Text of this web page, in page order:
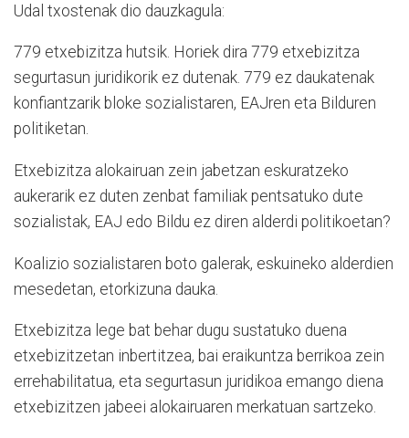
Udal txostenak dio dauzkagula:
779 etxebizitza hutsik. Horiek dira 779 etxebizitza
segurtasun juridikorik ez dutenak. 779 ez daukatenak
konfiantzarik bloke sozialistaren, EAJren eta Bilduren
politiketan.
Etxebizitza alokairuan zein jabetzan eskuratzeko
aukerarik ez duten zenbat familiak pentsatuko dute
sozialistak, EAJ edo Bildu ez diren alderdi politikoetan?
Koalizio sozialistaren boto ga­lerak, eskuineko alderdien
mesedetan, etorkizuna dauka.
Etxebizitza lege bat behar du­gu sustatuko duena
etxebizitzetan inbertitzea, bai eraikuntza berrikoa zein
errehabilitatua, eta segurtasun juridikoa emango di­ena
etxebizitzen jabeei alokai­ru­aren merkatuan sartzeko.